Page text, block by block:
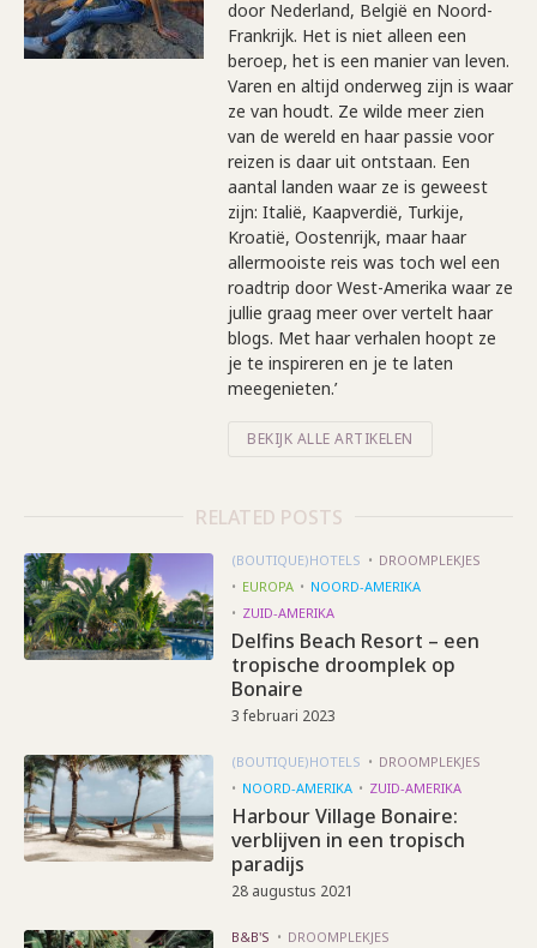
door Nederland, België en Noord-
Frankrijk. Het is niet alleen een
beroep, het is een manier van leven.
Varen en altijd onderweg zijn is waar
ze van houdt. Ze wilde meer zien
van de wereld en haar passie voor
reizen is daar uit ontstaan. Een
aantal landen waar ze is geweest
zijn: Italië, Kaapverdië, Turkije,
Kroatië, Oostenrijk, maar haar
allermooiste reis was toch wel een
roadtrip door West-Amerika waar ze
jullie graag meer over vertelt haar
blogs. Met haar verhalen hoopt ze
je te inspireren en je te laten
meegenieten.’
BEKIJK ALLE ARTIKELEN
RELATED POSTS
(BOUTIQUE)HOTELS
DROOMPLEKJES
EUROPA
NOORD-AMERIKA
ZUID-AMERIKA
Delfins Beach Resort – een
tropische droomplek op
Bonaire
3 februari 2023
(BOUTIQUE)HOTELS
DROOMPLEKJES
NOORD-AMERIKA
ZUID-AMERIKA
Harbour Village Bonaire:
verblijven in een tropisch
paradijs
28 augustus 2021
B&B'S
DROOMPLEKJES